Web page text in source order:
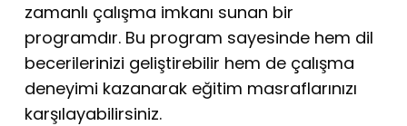
zamanlı çalışma imkanı sunan bir
programdır. Bu program sayesinde hem dil
becerilerinizi geliştirebilir hem de çalışma
deneyimi kazanarak eğitim masraflarınızı
karşılayabilirsiniz.